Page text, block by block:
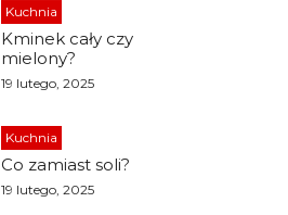
Kuchnia
Kminek cały czy
mielony?
19 lutego, 2025
Kuchnia
Co zamiast soli?
19 lutego, 2025